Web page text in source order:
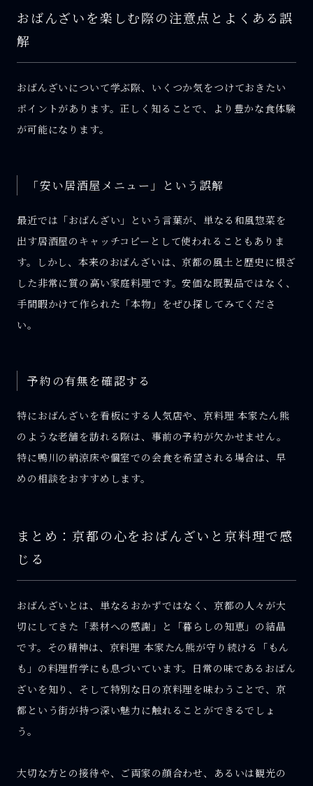
おばんざいを楽しむ際の注意点とよくある誤
解
おばんざいについて学ぶ際、いくつか気をつけておきたい
ポイントがあります。正しく知ることで、より豊かな食体験
が可能になります。
「安い居酒屋メニュー」という誤解
最近では「おばんざい」という言葉が、単なる和風惣菜を
出す居酒屋のキャッチコピーとして使われることもありま
す。しかし、本来のおばんざいは、京都の風土と歴史に根ざ
した非常に質の高い家庭料理です。安価な既製品ではなく、
手間暇かけて作られた「本物」をぜひ探してみてくださ
い。
予約の有無を確認する
特におばんざいを看板にする人気店や、京料理 本家たん熊
のような老舗を訪れる際は、事前の予約が欠かせません。
特に鴨川の納涼床や個室での会食を希望される場合は、早
めの相談をおすすめします。
まとめ：京都の心をおばんざいと京料理で感
じる
おばんざいとは、単なるおかずではなく、京都の人々が大
切にしてきた「素材への感謝」と「暮らしの知恵」の結晶
です。その精神は、京料理 本家たん熊が守り続ける「もん
も」の料理哲学にも息づいています。日常の味であるおばん
ざいを知り、そして特別な日の京料理を味わうことで、京
都という街が持つ深い魅力に触れることができるでしょ
う。
大切な方との接待や、ご両家の顔合わせ、あるいは観光の